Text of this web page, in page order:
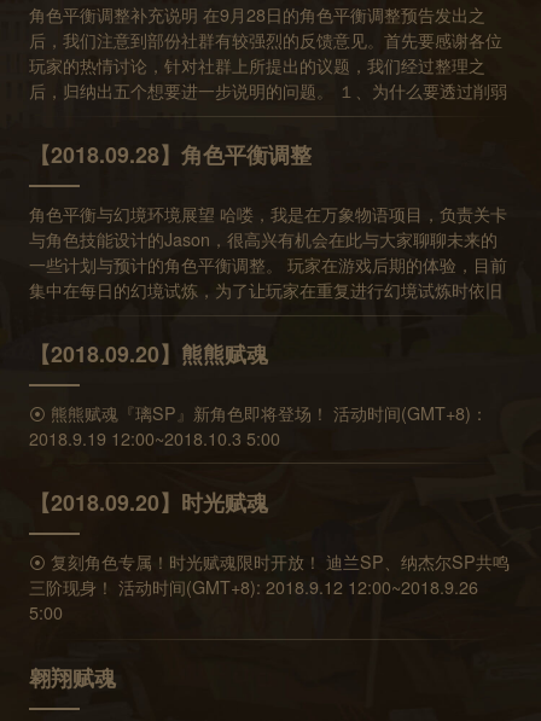
角色平衡调整补充说明 在9月28日的角色平衡调整预告发出之
后，我们注意到部份社群有较强烈的反馈意见。首先要感谢各位
玩家的热情讨论，针对社群上所提出的议题，我们经过整理之
后，归纳出五个想要进一步说明的问题。 １、为什么要透过削弱
角色／技能书，而不是加强其他所有角色的方式来调整平衡？ 我
们十分明白削弱角色／技能书会带给玩家直观上的不良体验，也
会尽可能避免如此调整。但本次的情况是在考虑过各种调整的可
能性之后，最为可行的方案。 以【冒险绅士】为例，这个技能组
的核心问题，在于四魂技能带来的效益远高于其他白位角色的四
魂技能。若是我们将其他所有白位角色的四魂技能都提高到一样
的强度，相当于使白色四魂在战斗中的效益显著高于黑色及金色
的四魂。为了抵消这样的失衡，需要进一步强化其他角色的四魂
技能。 然而问题在于，【冒险绅士】的四魂技能效益，其实是依
赖于与其搭配的黑位与金位角色的四魂技能效益。当所有的角色
四魂技能都强化过后，【冒险绅士】的四魂技能带来的效益还是
高过其他白位角色的四魂技能。 用简化的方式来说明上述的过
程： 其他白位角色的四魂技能有４的效益，而【冒险绅士】最大
可以达到８（黑４＋金４） →为了平衡，将其他所有白位角色的
四魂技能都提高到８ →为了不使战斗极端偏向使用白色四魂，将
所有黑位及金位角色的四魂技能提高到８ →【冒险绅士】新的效
益是１６，依然显著高于其他白位角色 从上述的例子可以发现，
法透过加强全部的角色来达到新的平衡的。在这样的情况下，需
要在机制上解决造成失衡的核心原因，亦即是需要削弱【冒险绅
士】的四魂技能效益。 ２、为什么要针对出场率最高／最热门的
队伍组合调整？攻略都建议优先取得，所以我辛辛苦苦收集，但
现在完全没用了。 首先要澄清的是，这些被削弱的队伍只是失去
【2018.09.28】角色平衡调整
角色平衡与幻境环境展望 哈喽，我是在万象物语项目，负责关卡
与角色技能设计的Jason，很高兴有机会在此与大家聊聊未来的
一些计划与预计的角色平衡调整。 玩家在游戏后期的体验，目前
集中在每日的幻境试炼，为了让玩家在重复进行幻境试炼时依旧
保有新的乐趣，我们目前预计的规划为：： 1. 每月一次的全新关
卡，带来新的敌人机制与计分规则，让不同定位的角色都有出场
机会。 2. 每2周一次的幻境宝箱，让玩家重新思考关卡的最优
解。 3. 每周一次的试用角色，除了让玩家试用自己没有的角色
外，我们也预计会放入一些实验性的新角色，让玩家有机会组出
独特的队伍。 4. 不定期的关卡重组，藉由打散被玩家找到最优组
合的关卡，赋予关卡新的生命， 让玩家重新面临角色配置的取
舍。 5. 不定期的角色平衡，藉由数据观察目前幻境试炼出场率较
为弱势的角色，以重新调整其定位的方式，让其可以适应于更多
的关卡或队伍组合。 我们希望藉由以上的设计，让幻境试炼处在
一个持续变动的环境，让玩家能够持续有新的策略挑战。 我们也
注意到幻境试炼这样形式的竞争系统无法满足所有类型的玩家。
许多玩家的反馈提到希望能有一个累积性的、自我挑战的玩法。
我们正在开发一个以探索以及收集为主题的新系统，希望带给玩
家不同的乐趣体验。 接下来的部份为本期角色平衡调整的内容。
为了游戏长远的平衡设计考虑，本次的调整涉及的层面较广。改
【2018.09.20】熊熊赋魂
⦿ 熊熊赋魂『璃SP』新角色即将登场！ 活动时间(GMT+8)：
2018.9.19 12:00~2018.10.3 5:00
【2018.09.20】时光赋魂
⦿ 复刻角色专属！时光赋魂限时开放！ 迪兰SP、纳杰尔SP共鸣
三阶现身！ 活动时间(GMT+8): 2018.9.12 12:00~2018.9.26
5:00
翱翔赋魂